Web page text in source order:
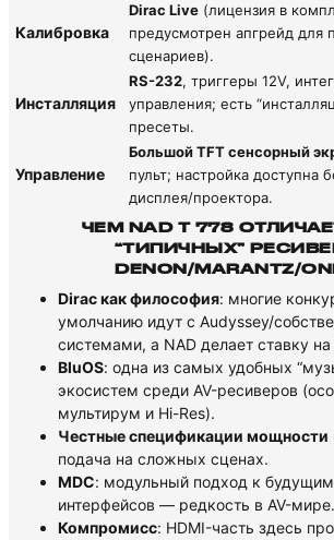
Калибровка
Dirac Live (лицензия в
предусмотрен апгрейд для
сценариев).
Инсталляция
RS-232, триггеры 12V,
управления; есть
пресеты.
Управление
Большой TFT сенсорный
пульт; настройка доступна
дисплея/проектора.
ЧЕМ NAD T 778
“ТИПИЧНЫХ”
DENON/MARANTZ/
Dirac как философия: многие
умолчанию идут с Audyssey/
системами, а NAD делает ставку на
BluOS: одна из самых удобных
экосистем среди AV-ресиверов
мультирум и Hi-Res).
Честные спецификации мощности
подача на сложных сценах.
MDC: модульный подход к
интерфейсов — редкость в AV-мире.
Компромисс: HDMI-часть здесь